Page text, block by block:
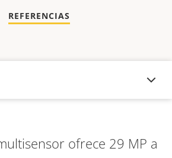
REFERENCIAS
ofrece 29 MP a